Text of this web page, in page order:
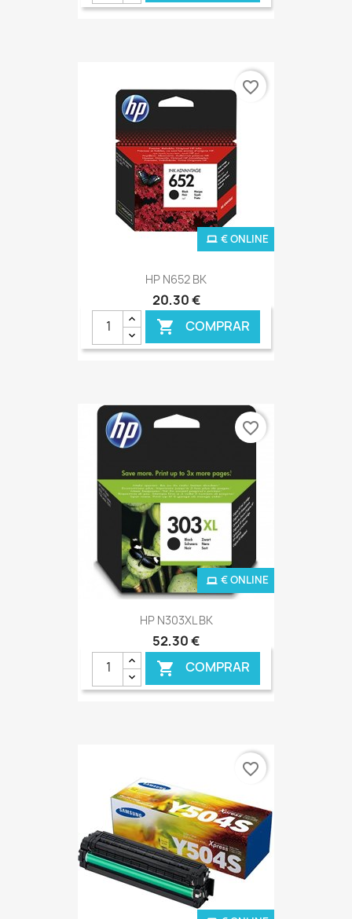
HP N652 BK
20,30 €
 COMPRAR
€ ONLINE
favorite_border
HP N303XL BK
52,30 €
 COMPRAR
€ ONLINE
favorite_border
favorite_border